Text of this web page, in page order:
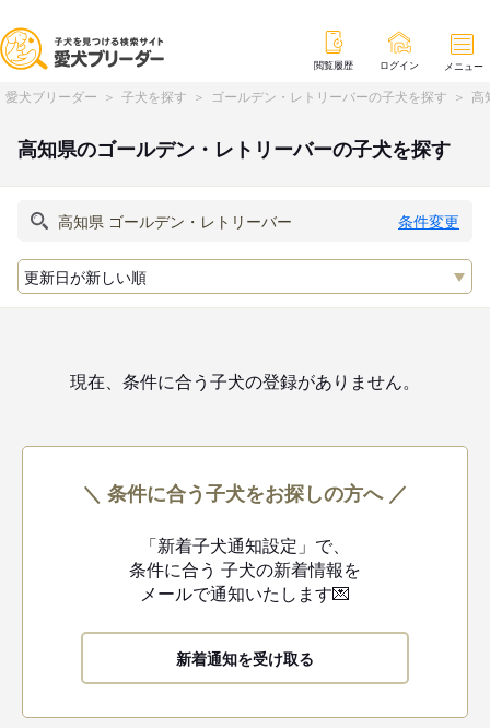
閲覧履歴 ログイン メニュー
愛犬ブリーダー 子犬を探す ゴールデン・レトリーバーの子犬を探す 高
高知県のゴールデン・レトリーバーの子犬を探す
条件変更
現在、条件に合う子犬の登録がありません。
＼ 条件に合う子犬をお探しの方へ ／
「新着子犬通知設定」で、
条件に合う 子犬の新着情報を
メールで通知いたします💌
新着通知を受け取る